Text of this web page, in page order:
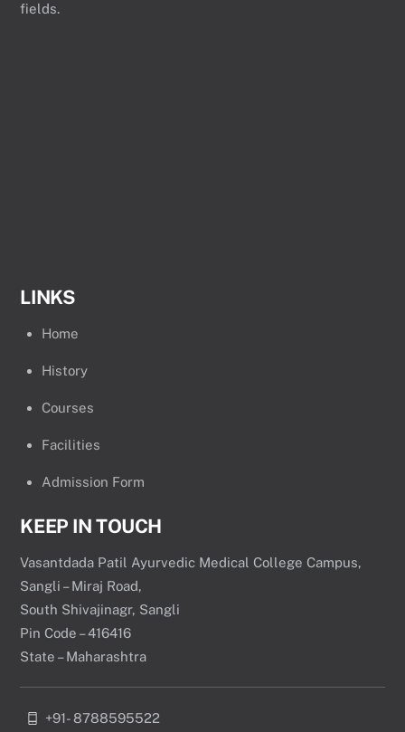
fields.
LINKS
Home
History
Courses
Facilities
Admission Form
KEEP IN TOUCH
Vasantdada Patil Ayurvedic Medical College Campus,
Sangli – Miraj Road,
South Shivajinagr, Sangli
Pin Code – 416416
State – Maharashtra
+91- 8788595522